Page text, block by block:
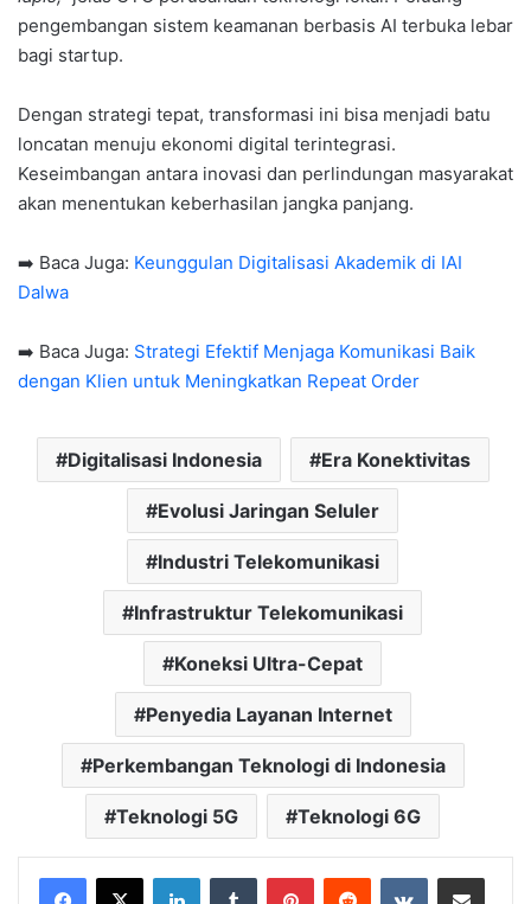
pengembangan sistem keamanan berbasis AI terbuka lebar
bagi startup.
Dengan strategi tepat, transformasi ini bisa menjadi batu
loncatan menuju ekonomi digital terintegrasi.
Keseimbangan antara inovasi dan perlindungan masyarakat
akan menentukan keberhasilan jangka panjang.
➡️ Baca Juga: Keunggulan Digitalisasi Akademik di IAI
Dalwa
➡️ Baca Juga: Strategi Efektif Menjaga Komunikasi Baik
dengan Klien untuk Meningkatkan Repeat Order
Digitalisasi Indonesia Era Konektivitas
Evolusi Jaringan Seluler
Industri Telekomunikasi
Infrastruktur Telekomunikasi
Koneksi Ultra-Cepat
Penyedia Layanan Internet
Perkembangan Teknologi di Indonesia
Teknologi 5G Teknologi 6G
LinkedInTumblr PinterestReddit VKontakteShare via Email